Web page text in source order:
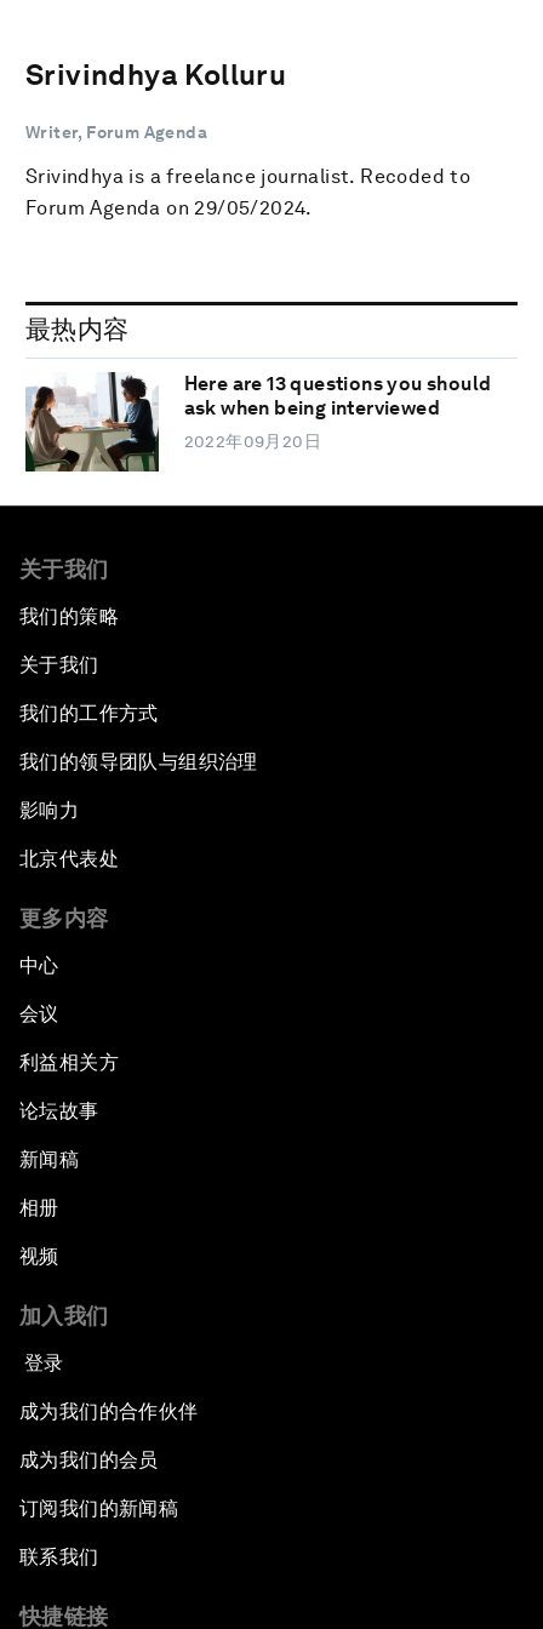
Srivindhya Kolluru
Writer, Forum Agenda
Srivindhya is a freelance journalist. Recoded to
Forum Agenda on 29/05/2024.
最热内容
Here are 13 questions you should
ask when being interviewed
2022年09月20日
关于我们
我们的策略
关于我们
我们的工作方式
我们的领导团队与组织治理
影响力
北京代表处
更多内容
中心
会议
利益相关方
论坛故事
新闻稿
相册
视频
加入我们
登录
成为我们的合作伙伴
成为我们的会员
订阅我们的新闻稿
联系我们
快捷链接